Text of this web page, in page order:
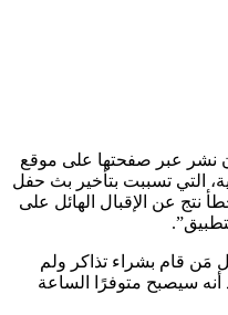
نشر عبر صفحتها على موقع
التي تسببت بتأخير بث حفل
نتج عن الإقبال الهائل على
مَن قام بشراء تذاكر ولم
سيصبح متوفرًا الساعة